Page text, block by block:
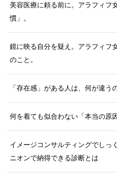
美容医療に頼る前に。アラフィフ
慣」。
鏡に映る自分を疑え。アラフィフ
のこと。
「存在感」がある人は、何が違う
何を着ても似合わない「本当の原因
イメージコンサルティングでしっ
ニオンで納得できる診断とは